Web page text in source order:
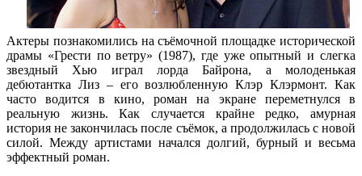
Актеры познакомились на съёмочной площадке исторической
драмы «Грести по ветру» (1987), где уже опытный и слегка
звездный Хью играл лорда Байрона, а молоденькая
дебютантка Лиз – его возлюбленную Клэр Клэрмонт. Как
часто водится в кино, роман на экране переметнулся в
реальную жизнь. Как случается крайне редко, амурная
история не закончилась после съёмок, а продолжилась с новой
силой. Между артистами начался долгий, бурный и весьма
эффектный роман.